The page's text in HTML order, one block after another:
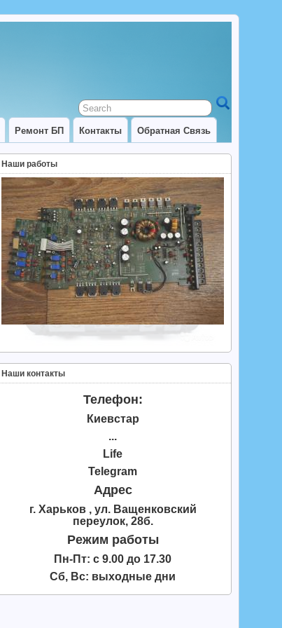
Ремонт БП Контакты Обратная Связь
Наши работы
Наши контакты
Телефон:
Киевстар
...
Life
Telegram
Адрес
г. Харьков , ул. Ващенковский
переулок, 28б.
Режим работы
Пн-Пт: с 9.00 до 17.30
Сб, Вс: выходные дни